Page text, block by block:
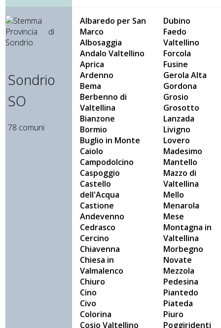
Sondrio
SO
78 comuni
Albaredo per San
Marco
Albosaggia
Andalo Valtellino
Aprica
Ardenno
Bema
Berbenno di
Valtellina
Bianzone
Bormio
Buglio in Monte
Caiolo
Campodolcino
Caspoggio
Castello
dell'Acqua
Castione
Andevenno
Cedrasco
Cercino
Chiavenna
Chiesa in
Valmalenco
Chiuro
Cino
Civo
Colorina
Cosio Valtellino
Dubino
Faedo
Valtellino
Forcola
Fusine
Gerola Alta
Gordona
Grosio
Grosotto
Lanzada
Livigno
Lovero
Madesimo
Mantello
Mazzo di
Valtellina
Mello
Menarola
Mese
Montagna in
Valtellina
Morbegno
Novate
Mezzola
Pedesina
Piantedo
Piateda
Piuro
Poggiridenti